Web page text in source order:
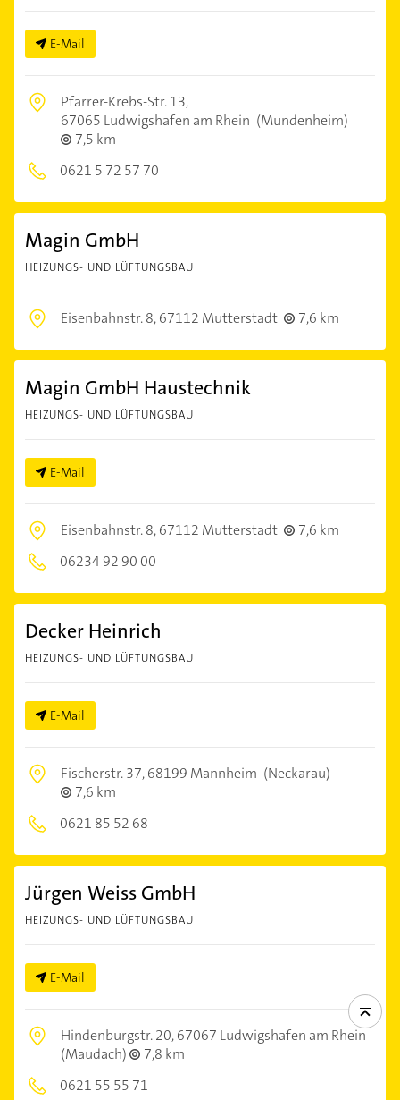
E-Mail
Pfarrer-Krebs-Str. 13,
67065 Ludwigshafen am Rhein (Mundenheim)
7,5 km
0621 5 72 57 70
Magin GmbH
HEIZUNGS- UND LÜFTUNGSBAU
Eisenbahnstr. 8,67112 Mutterstadt 7,6 km
Magin GmbH Haustechnik
HEIZUNGS- UND LÜFTUNGSBAU
E-Mail
Eisenbahnstr. 8,67112 Mutterstadt
7,6 km
06234 92 90 00
Decker Heinrich
HEIZUNGS- UND LÜFTUNGSBAU
E-Mail
Fischerstr. 37,68199 Mannheim (Neckarau)
7,6 km
0621 85 52 68
Jürgen Weiss GmbH
HEIZUNGS- UND LÜFTUNGSBAU
E-Mail
Hindenburgstr. 20,67067 Ludwigshafen am Rhein
(Maudach)
7,8 km
0621 55 55 71